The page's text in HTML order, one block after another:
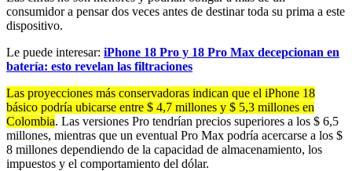
consumidor a pensar dos veces antes de destinar toda su prima a este
dispositivo.
Le puede interesar: iPhone 18 Pro y 18 Pro Max decepcionan en
batería: esto revelan las filtraciones
Las proyecciones más conservadoras indican que el iPhone 18
básico podría ubicarse entre $ 4,7 millones y $ 5,3 millones en
Colombia. Las versiones Pro tendrían precios superiores a los $ 6,5
millones, mientras que un eventual Pro Max podría acercarse a los $
8 millones dependiendo de la capacidad de almacenamiento, los
impuestos y el comportamiento del dólar.